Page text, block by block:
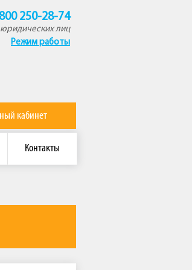
250-28-74
лиц
Режим работы
кабинет
Контакты